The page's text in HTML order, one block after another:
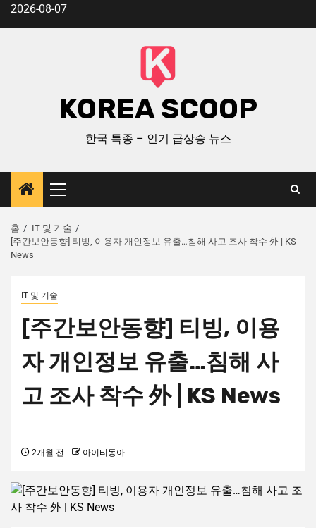
2026-08-07
KOREA SCOOP
한국 특종 – 인기 급상승 뉴스
홈
IT 및 기술
[주간보안동향] 티빙, 이용자 개인정보 유출…침해 사고 조사 착수 外 | KS
News
IT 및 기술
[주간보안동향] 티빙, 이용
자 개인정보 유출…침해 사
고 조사 착수 外 | KS News
2개월 전 아이티동아